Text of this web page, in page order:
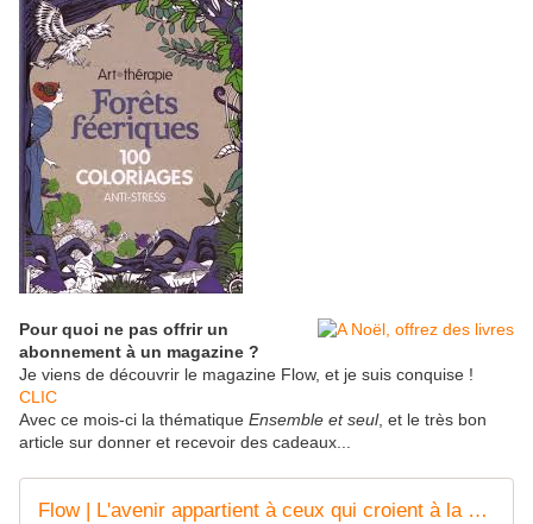
Pour quoi ne pas offrir un
abonnement à un magazine ?
Je viens de découvrir le magazine Flow, et je suis conquise !
CLIC
Avec ce mois-ci la thématique Ensemble et seul, et le très bon
article sur donner et recevoir des cadeaux...
Flow | L'avenir appartient à ceux qui croient à la beauté de leur rêves